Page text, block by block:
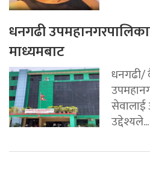
धनगढी
माध्यमबाट
धनगढी/
सेवालाई
उद्देश्यले...